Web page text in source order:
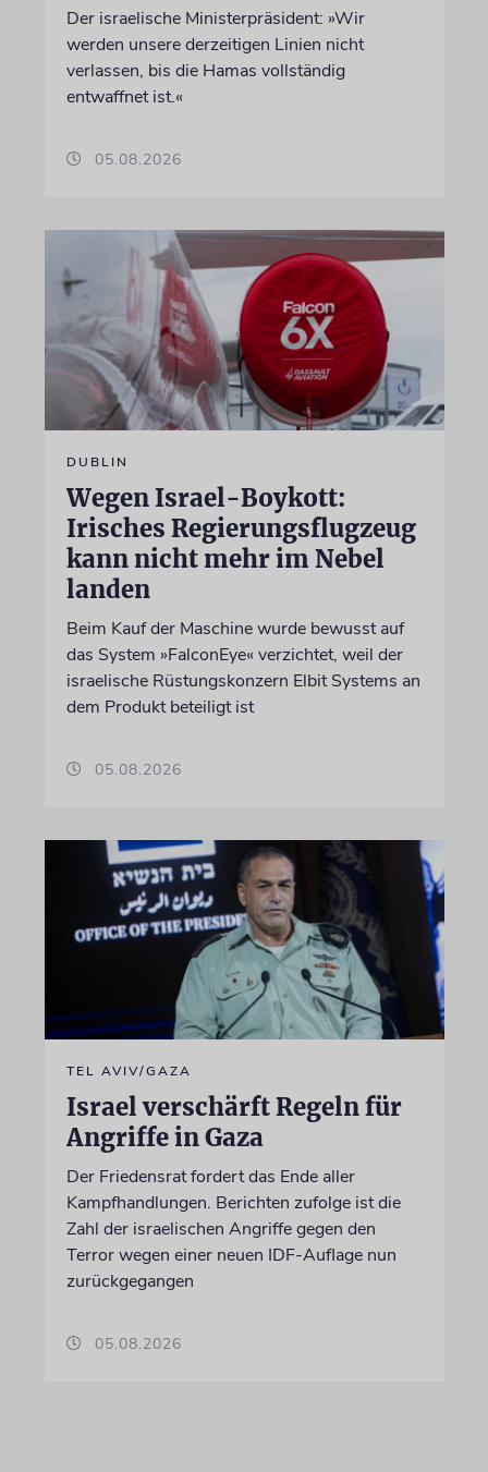
Der israelische Ministerpräsident: »Wir
werden unsere derzeitigen Linien nicht
verlassen, bis die Hamas vollständig
entwaffnet ist.«
05.08.2026
DUBLIN
Wegen Israel-Boykott:
Irisches Regierungsflugzeug
kann nicht mehr im Nebel
landen
Beim Kauf der Maschine wurde bewusst auf
das System »FalconEye« verzichtet, weil der
israelische Rüstungskonzern Elbit Systems an
dem Produkt beteiligt ist
05.08.2026
TEL AVIV/GAZA
Israel verschärft Regeln für
Angriffe in Gaza
Der Friedensrat fordert das Ende aller
Kampfhandlungen. Berichten zufolge ist die
Zahl der israelischen Angriffe gegen den
Terror wegen einer neuen IDF-Auflage nun
zurückgegangen
05.08.2026